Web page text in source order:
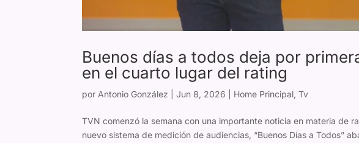
Buenos días a todos deja por
en el cuarto lugar del rating
porAntonio González |Jun 8, 2026 Home Principal,Tv
TVN comenzó la semana con una importante noticia en materia de
nuevo sistema de medición de audiencias, “Buenos Días a Todos”